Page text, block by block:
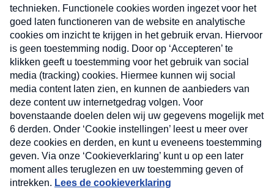
Verzend
Nieuwsbrief
Neem hier een gratis abonnement op onze
nieuwsbrief. Elke vrijdag- en dinsdagochtend in uw